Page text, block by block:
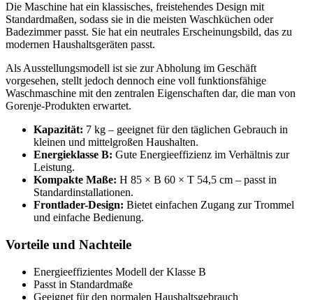
Die Maschine hat ein klassisches, freistehendes Design mit
Standardmaßen, sodass sie in die meisten Waschküchen oder
Badezimmer passt. Sie hat ein neutrales Erscheinungsbild, das zu
modernen Haushaltsgeräten passt.
Als Ausstellungsmodell ist sie zur Abholung im Geschäft
vorgesehen, stellt jedoch dennoch eine voll funktionsfähige
Waschmaschine mit den zentralen Eigenschaften dar, die man von
Gorenje-Produkten erwartet.
Kapazität: 7 kg – geeignet für den täglichen Gebrauch in
kleinen und mittelgroßen Haushalten.
Energieklasse B: Gute Energieeffizienz im Verhältnis zur
Leistung.
Kompakte Maße: H 85 × B 60 × T 54,5 cm – passt in
Standardinstallationen.
Frontlader-Design: Bietet einfachen Zugang zur Trommel
und einfache Bedienung.
Vorteile und Nachteile
Energieeffizientes Modell der Klasse B
Passt in Standardmaße
Geeignet für den normalen Haushaltsgebrauch